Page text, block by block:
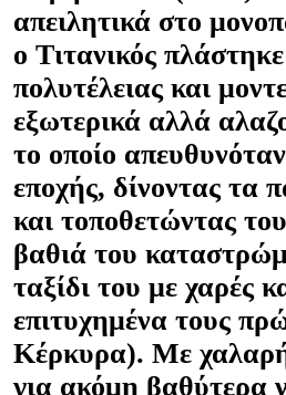
απειλητικά στο
ο Τιτανικός
πολυτέλειας και
εξωτερικά αλλά
το οποίο
εποχής, δίνοντας τα
και τοποθετώντας
βαθιά του
ταξίδι του με χαρές
επιτυχημένα τους
Κέρκυρα). Με χαλαρή
για ακόμη βαθύτερα